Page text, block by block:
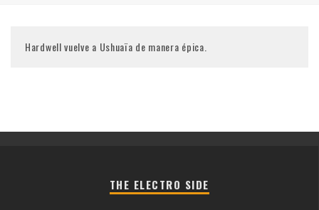
Hardwell vuelve a Ushuaïa de manera épica.
THE ELECTRO SIDE